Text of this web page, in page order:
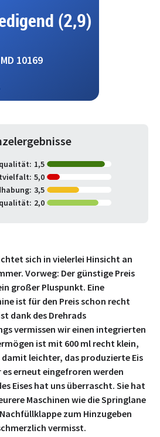
(2,9)
10169
1,5
5,0
3,5
2,0
sich in vielerlei Hinsicht an
Vorweg: Der günstige Preis
großer Pluspunkt. Eine
ist für den Preis schon recht
dank des Drehrads
vermissen wir einen integrierten
ist mit 600 ml recht klein,
leichter, das produzierte Eis
erneut eingefroren werden
Eises hat uns überrascht. Sie hat
Maschinen wie die Springlane
zum Hinzugeben
vermisst.